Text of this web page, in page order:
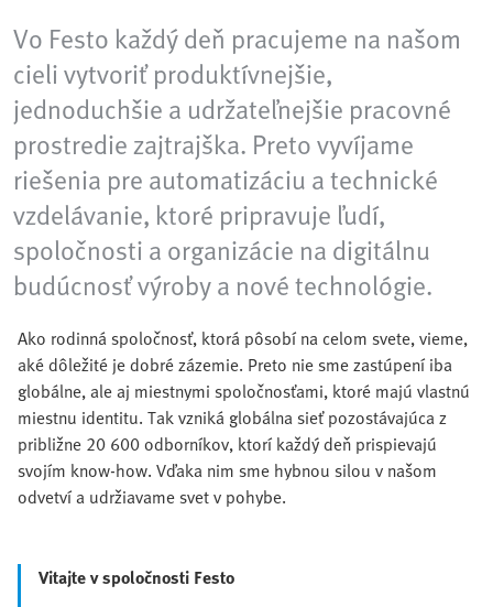
Vo Festo každý deň pracujeme na našom
cieli vytvoriť produktívnejšie,
jednoduchšie a udržateľnejšie pracovné
prostredie zajtrajška. Preto vyvíjame
riešenia pre automatizáciu a technické
vzdelávanie, ktoré pripravuje ľudí,
spoločnosti a organizácie na digitálnu
budúcnosť výroby a nové technológie.
Ako rodinná spoločnosť, ktorá pôsobí na celom svete, vieme,
aké dôležité je dobré zázemie. Preto nie sme zastúpení iba
globálne, ale aj miestnymi spoločnosťami, ktoré majú vlastnú
miestnu identitu. Tak vzniká globálna sieť pozostávajúca z
približne 20 600 odborníkov, ktorí každý deň prispievajú
svojím know-how. Vďaka nim sme hybnou silou v našom
odvetví a udržiavame svet v pohybe.
Vitajte v spoločnosti Festo